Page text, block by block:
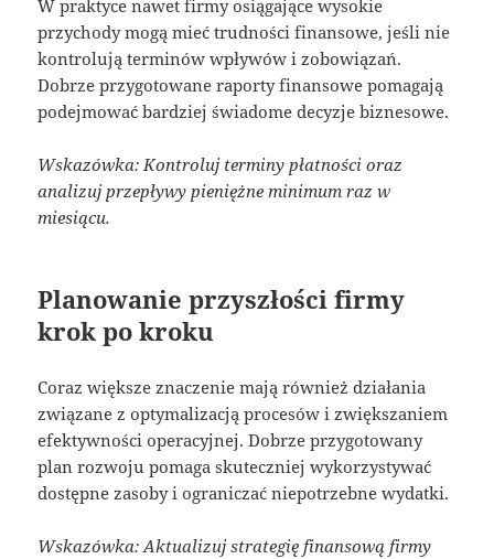
W praktyce nawet firmy osiągające wysokie
przychody mogą mieć trudności finansowe, jeśli nie
kontrolują terminów wpływów i zobowiązań.
Dobrze przygotowane raporty finansowe pomagają
podejmować bardziej świadome decyzje biznesowe.
Wskazówka: Kontroluj terminy płatności oraz
analizuj przepływy pieniężne minimum raz w
miesiącu.
Planowanie przyszłości firmy
krok po kroku
Coraz większe znaczenie mają również działania
związane z optymalizacją procesów i zwiększaniem
efektywności operacyjnej. Dobrze przygotowany
plan rozwoju pomaga skuteczniej wykorzystywać
dostępne zasoby i ograniczać niepotrzebne wydatki.
Wskazówka: Aktualizuj strategię finansową firmy